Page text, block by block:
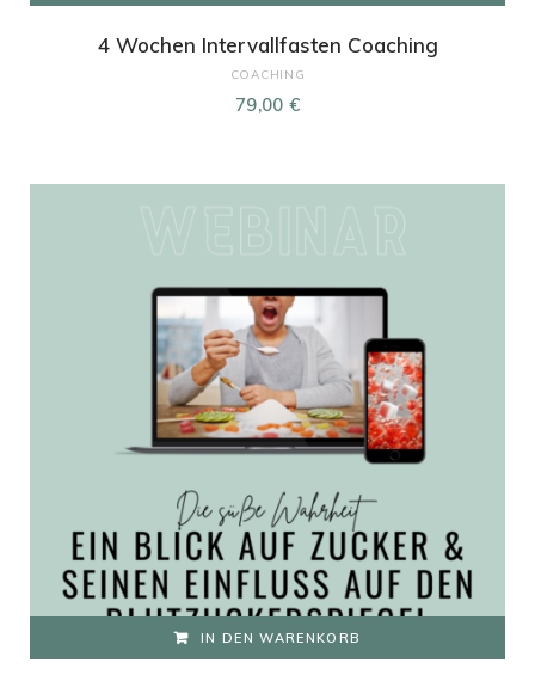
4 Wochen Intervallfasten Coaching
COACHING
79,00 €
IN DEN WARENKORB